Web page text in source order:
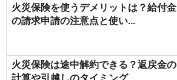
火災保険を使うデメリットは？給付金
の請求申請の注意点と使い...
火災保険は途中解約できる？返戻金の
計算や引越しのタイミング...